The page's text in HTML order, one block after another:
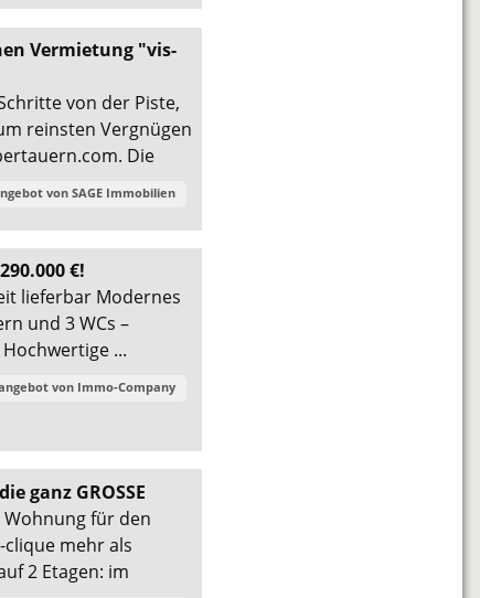
Vermietung "vis-
von der Piste,
reinsten Vergnügen
Die
vonSAGE Immobilien
€!
lieferbar Modernes
und 3 WCs –
...
von Immo-Company
ganz GROSSE
für den
mehr als
2 Etagen: im